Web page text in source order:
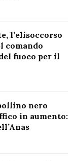
l’elisoccorso
comando
fuoco per il
nero
in aumento: